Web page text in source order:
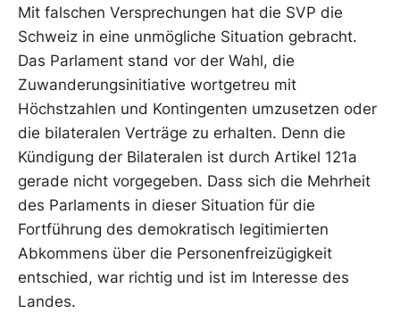
Mit falschen Versprechungen hat die SVP die
Schweiz in eine unmögliche Situation gebracht.
Das Parlament stand vor der Wahl, die
Zuwanderungsinitiative wortgetreu mit
Höchstzahlen und Kontingenten umzusetzen oder
die bilateralen Verträge zu erhalten. Denn die
Kündigung der Bilateralen ist durch Artikel 121a
gerade nicht vorgegeben. Dass sich die Mehrheit
des Parlaments in dieser Situation für die
Fortführung des demokratisch legitimierten
Abkommens über die Personenfreizügigkeit
entschied, war richtig und ist im Interesse des
Landes.